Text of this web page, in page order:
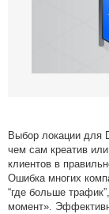
SERM
Выбор локации для
чем сам креатив
клиентов в
Ошибка многих
“где больше
момент».